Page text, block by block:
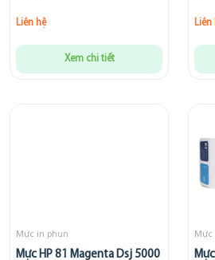
Liên hệ
Xem chi tiết
Liên
Mực in phun
Mực HP 81 Magenta Dsj 5000
Mực